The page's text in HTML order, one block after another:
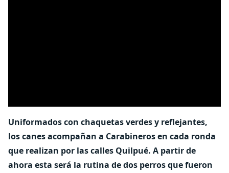
Uniformados con chaquetas verdes y reflejantes,
los canes acompañan a Carabineros en cada ronda
que realizan por las calles Quilpué. A partir de
ahora esta será la rutina de dos perros que fueron